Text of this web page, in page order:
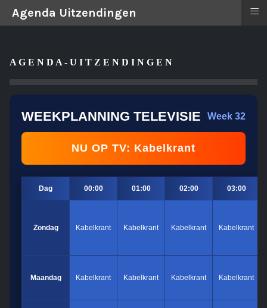
A G E N D A - U I T Z E N D I N G E N
WEEKPLANNING TELEVISIE Week 32
NU OP TV: Kabelkrant
Dag 00:00 01:00 02:00 03:00
Zondag Kabelkrant Kabelkrant Kabelkrant Kabelkrant
Maandag Kabelkrant Kabelkrant Kabelkrant Kabelkrant
Agenda Uitzendingen ≡